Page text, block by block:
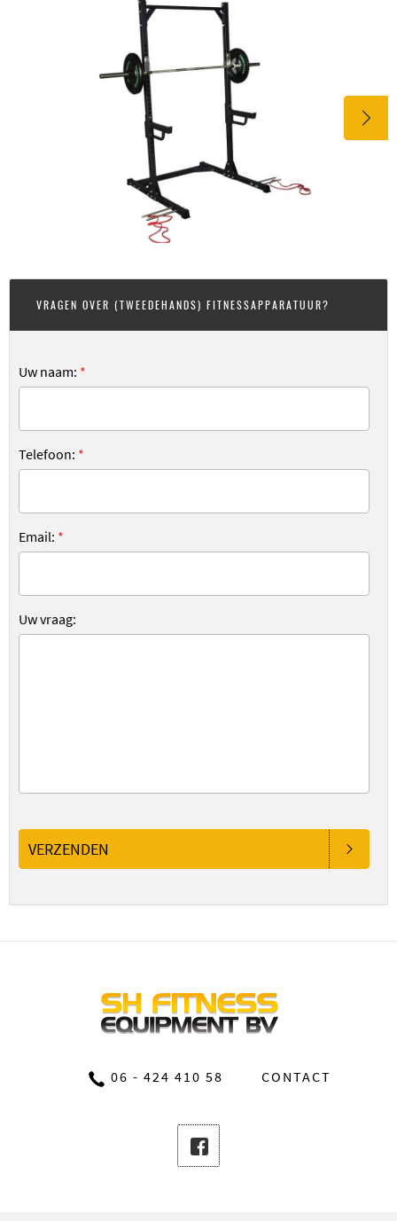
VRAGEN OVER (TWEEDEHANDS) FITNESSAPPARATUUR?
Uw naam: *
Telefoon: *
Email: *
Uw vraag:
VERZENDEN
06 - 424 410 58 CONTACT